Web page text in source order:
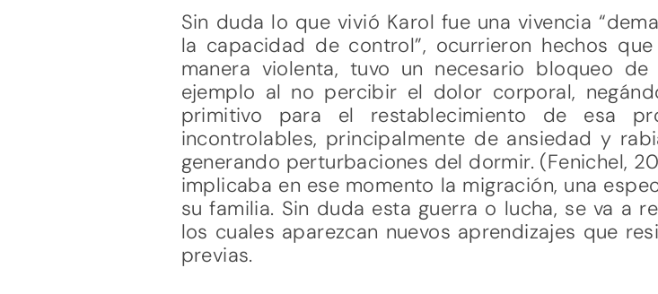
Sin duda lo que vivió Karol fue una vivencia
la capacidad de control”, ocurrieron hechos
manera violenta, tuvo un necesario bloqueo
ejemplo al no percibir el dolor corporal,
primitivo para el restablecimiento de esa
incontrolables, principalmente de ansiedad y
generando perturbaciones del dormir. (Fenichel,
implicaba en ese momento la migración, una
su familia. Sin duda esta guerra o lucha, se va a
los cuales aparezcan nuevos aprendizajes que
previas.